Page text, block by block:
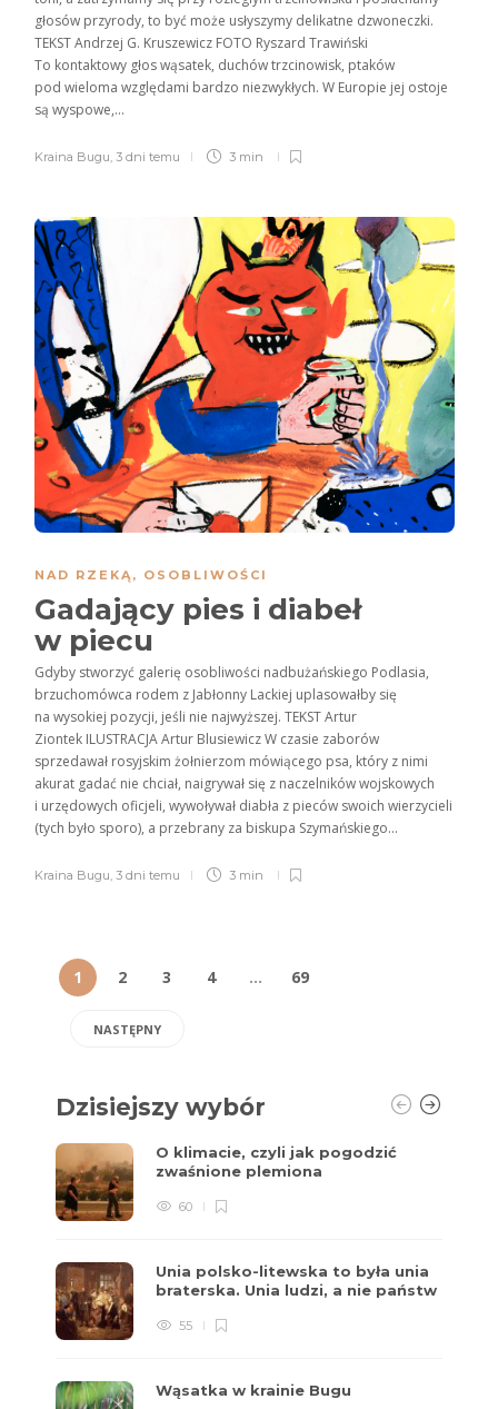
głosów przyrody, to być może usłyszymy delikatne dzwoneczki.
TEKST Andrzej G. Kruszewicz FOTO Ryszard Trawiński
To kontaktowy głos wąsatek, duchów trzcinowisk, ptaków
pod wieloma względami bardzo niezwykłych. W Europie jej ostoje
są wyspowe,...
Kraina Bugu, 3 dni temu 3 min
NAD RZEKĄ , OSOBLIWOŚCI
Gadający pies i diabeł
w piecu
Gdyby stworzyć galerię osobliwości nadbużańskiego Podlasia,
brzucho­mówca rodem z Jabłonny Lackiej uplasowałby się
na wysokiej pozycji, jeśli nie najwyższej. TEKST Artur
Ziontek ILUSTRACJA Artur Blusiewicz W czasie zaborów
sprzedawał rosyjskim żołnierzom mówiącego psa, który z nimi
akurat gadać nie chciał, naigrywał się z naczelników wojskowych
i urzędowych oficjeli, wywoływał diabła z pieców swoich wierzycieli
(tych było sporo), a przebrany za biskupa Szymańskiego...
Kraina Bugu 3 dni temu 3 min
1 2 3 4 … 69
NASTĘPNY
Dzisiejszy wybór
O klimacie, czyli jak pogodzić
zwaśnione plemiona
60
Unia polsko-litewska to była unia
braterska. Unia ludzi, a nie państw
55
Wąsatka w krainie Bugu